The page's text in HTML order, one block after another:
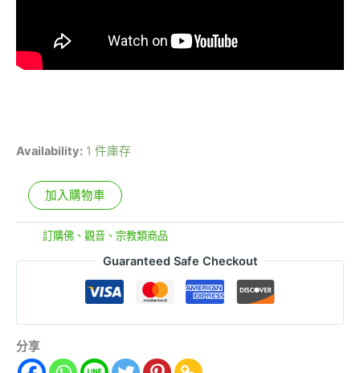
Availability: 1 件庫存
加入購物車
訂購佛、觀音、宗教類商品
Guaranteed Safe Checkout
分享